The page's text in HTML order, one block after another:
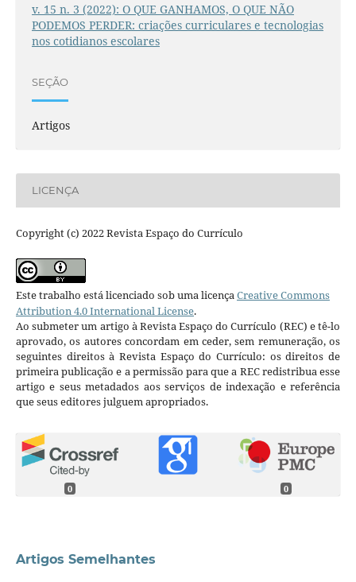
v. 15 n. 3 (2022): O QUE GANHAMOS, O QUE NÃO
PODEMOS PERDER: criações curriculares e tecnologias
nos cotidianos escolares
SEÇÃO
Artigos
LICENÇA
Copyright (c) 2022 Revista Espaço do Currículo
Este trabalho está licenciado sob uma licençaCreative Commons
Attribution 4.0 International License.
Ao submeter um artigo à Revista Espaço do Currículo (REC) e tê-lo
aprovado, os autores concordam em ceder, sem remuneração, os
seguintes direitos à Revista Espaço do Currículo: os direitos de
primeira publicação e a permissão para que a REC redistribua esse
artigo e seus metadados aos serviços de indexação e referência
que seus editores julguem apropriados.
0 0
Artigos Semelhantes